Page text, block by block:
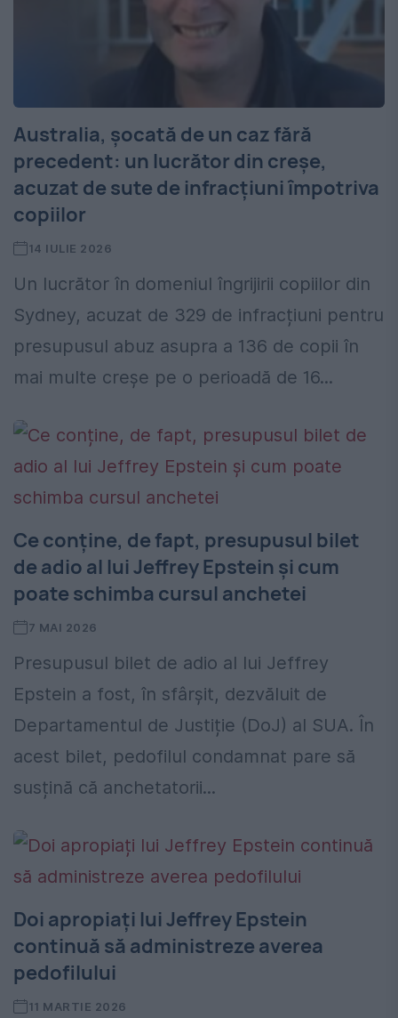
Australia, șocată de un caz fără
precedent: un lucrător din creșe,
acuzat de sute de infracțiuni împotriva
copiilor
14 IULIE 2026
Un lucrător în domeniul îngrijirii copiilor din
Sydney, acuzat de 329 de infracțiuni pentru
presupusul abuz asupra a 136 de copii în
mai multe creșe pe o perioadă de 16...
Ce conține, de fapt, presupusul bilet
de adio al lui Jeffrey Epstein și cum
poate schimba cursul anchetei
7 MAI 2026
Presupusul bilet de adio al lui Jeffrey
Epstein a fost, în sfârșit, dezvăluit de
Departamentul de Justiție (DoJ) al SUA. În
acest bilet, pedofilul condamnat pare să
susțină că anchetatorii...
Doi apropiați lui Jeffrey Epstein
continuă să administreze averea
pedofilului
11 MARTIE 2026